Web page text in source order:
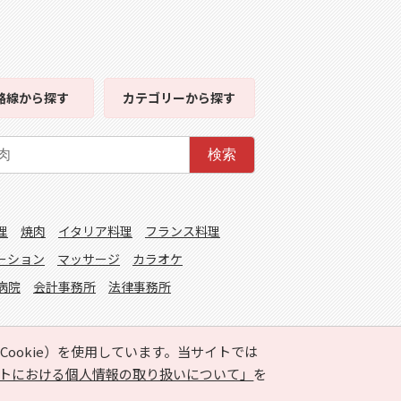
）を使用しています。当サイトでは
における個人情報の取り扱いについて」 を
線から探す カテゴリーから探す
検索
焼肉 イタリア料理
フランス料理
ション マッサージ
カラオケ
院 会計事務所 法律事務所